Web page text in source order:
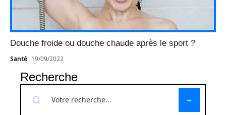
Douche froide ou douche chaude après le sport ?
Santé 19/09/2022
Recherche